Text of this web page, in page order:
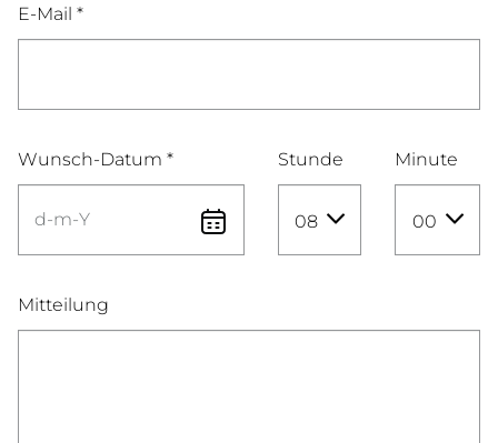
E-Mail *
Wunsch-Datum * Stunde
08
Minute
00
Mitteilung